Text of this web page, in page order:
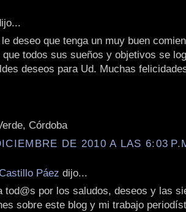
deseo que tenga un muy buen
que todos sus sueños y objetivos se
deseos para Ud. Muchas
Córdoba
DE 2010 A LAS 6:03
Páez dijo...
tod@s por los saludos, deseos y las
sobre este blog y mi trabajo